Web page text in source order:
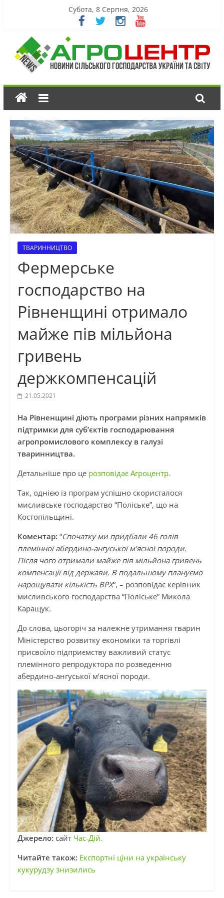
Субота, 8 Серпня, 2026
ТВАРИННИЦТВО
Фермерське
господарство на
Рівненщині отримало
майже пів мільйона
гривень
держкомпенсацій
21.05.2021
На Рівненщині діють програми різних напрямків
підтримки для суб’єктів господарювання
агропромислового комплексу в галузі
тваринництва.
Детальніше про це розповідає Агроцентр.
Так, однією із програм успішно скористалося
мисливське господарство “Поліське”, що на
Костопільщині.
Коментар: “Спочатку ми придбали 46 голів
племінної абердино-ангуської м’ясної породи.
Після чого отримали майже пів мільйона гривень
компенсації від держави. В подальшому плануємо
нарощувати кількість ВРХ“, – розповідає керівник
мисливського господарства “Поліське” Микола
Каращук.
До слова, цьогоріч за належне утримання тварин
Міністерство розвитку економіки та торгівлі
присвоїло підприємству важливий статус
племінного репродуктора по розведенню
абердино-ангуської м’ясної породи.
Джерело: сайт Час-Дій.
Читайте також: Експортні ціни на українську
кукурудзу знизились